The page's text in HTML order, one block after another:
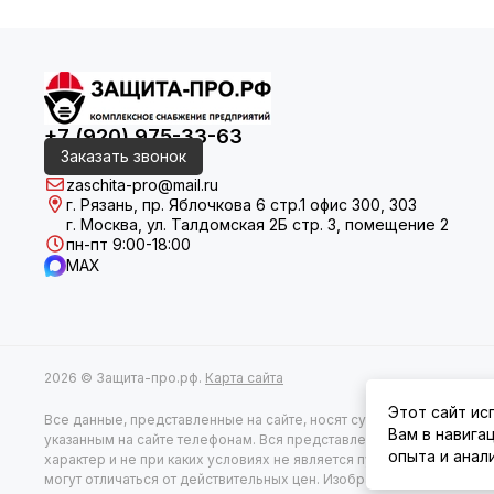
+7 (920) 975-33-63
Заказать звонок
zaschita-pro@mail.ru
г. Рязань, пр. Яблочкова 6 стр.1 офис 300, 303
г. Москва, ул. Талдомская 2Б стр. 3, помещение 2
пн-пт 9:00-18:00
MAX
2026 © Защита-про.рф. Карта сайта
Все данные, представленные на сайте, носят сугубо
указанным на сайте телефонам. Вся представленная на сайте
характер и не при каких условиях не является публичной
могут отличаться от действительных цен. Изображения могут
Этот сайт
Вам в
опыта и